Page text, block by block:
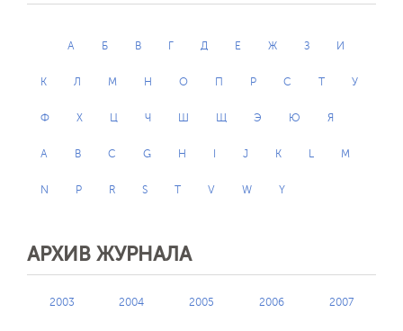
А Б В Г Д Е Ж З И
К Л М Н О П Р С Т У
Ф Х Ц Ч Ш Щ Э Ю Я
A B C G H J K L M
N P R S T V W Y
АРХИВ ЖУРНАЛА
2003 2004 2005 2006 2007